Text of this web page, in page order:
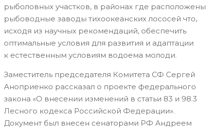
рыболовных участков, в районах где расположены
рыбоводные заводы тихоокеанских лососей что,
исходя из научных рекомендаций, обеспечить
оптимальные условия для развития и адаптации
к естественным условиям водоема молоди.
Заместитель председателя Комитета СФ Сергей
Аноприенко рассказал о проекте федерального
закона «О внесении изменений в статьи 83 и 98.3
Лесного кодекса Российской Федерации».
Документ был внесен сенаторами РФ Андреем